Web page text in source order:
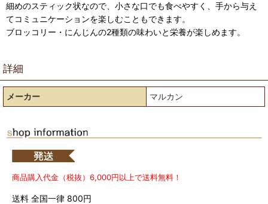
細めのスティック状なので、小さな口でも食べやすく、手から与え
てコミュニケーションを楽しむこともできます。
ブロッコリー・にんじんの2種類の味わいと栄養が楽しめます。
詳細
メーカー マルカン
商品購入代金（税抜）6,000円以上で送料無料！
送料 全国一律 800円